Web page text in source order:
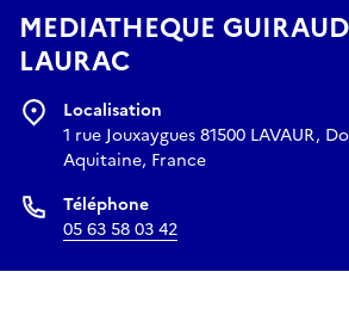
MEDIATHEQUE
LAURAC
Localisation
1 rue Jouxaygues 81500 LAVAUR,
Aquitaine, France
Téléphone
05 63 58 03 42